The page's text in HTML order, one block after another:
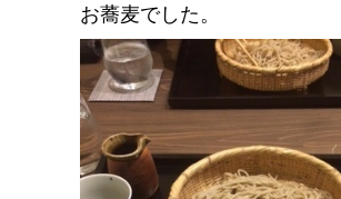
お蕎麦でした。